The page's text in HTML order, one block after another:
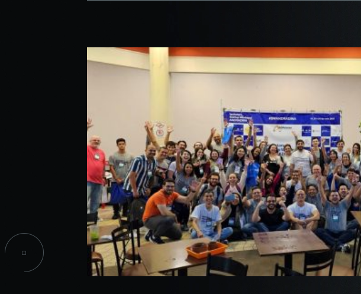
configurar seu navegador
COOKIES DE
Estes cookies são
podem ser usados para
partir disso, mostrar
informações armazenadas
seu navegador e
informações pessoais. Ao
esses cookies, você terá
PROSSEGUIR